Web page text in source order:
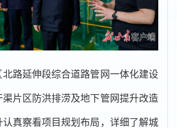
路延伸段综合道路管网一体化建设
片区防洪排涝及地下管网提升改造
真察看项目规划布局，详细了解城